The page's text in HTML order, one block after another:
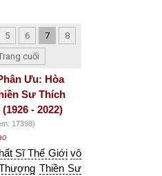
5 6 7
8
cuối
Ưu: Hòa
Sư Thích
- 2022)
17398)
Sĩ Thế Giới vô
Thiền Sư